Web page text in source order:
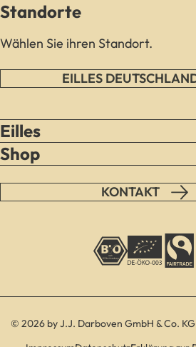
Standorte
Wählen Sie ihren Standort.
EILLES
Eilles
Shop
KONTAKT
© 2026 by J.J. Darboven GmbH & Co.